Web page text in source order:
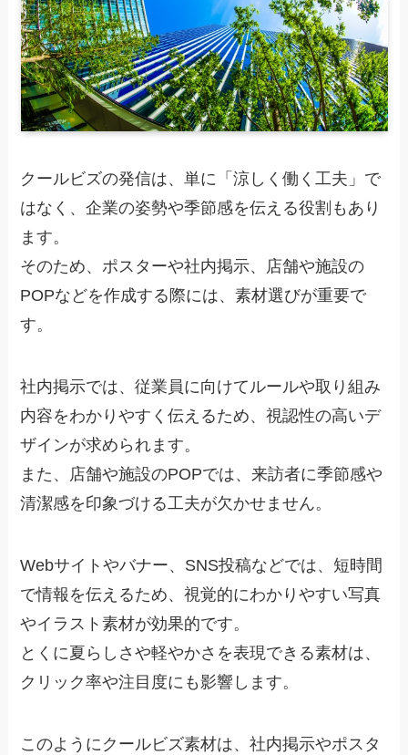
クールビズの発信は、単に「涼しく働く工夫」で
はなく、企業の姿勢や季節感を伝える役割もあり
ます。
そのため、ポスターや社内掲示、店舗や施設の
POPなどを作成する際には、素材選びが重要で
す。
社内掲示では、従業員に向けてルールや取り組み
内容をわかりやすく伝えるため、視認性の高いデ
ザインが求められます。
また、店舗や施設のPOPでは、来訪者に季節感や
清潔感を印象づける工夫が欠かせません。
Webサイトやバナー、SNS投稿などでは、短時間
で情報を伝えるため、視覚的にわかりやすい写真
やイラスト素材が効果的です。
とくに夏らしさや軽やかさを表現できる素材は、
クリック率や注目度にも影響します。
このようにクールビズ素材は、社内掲示やポスタ